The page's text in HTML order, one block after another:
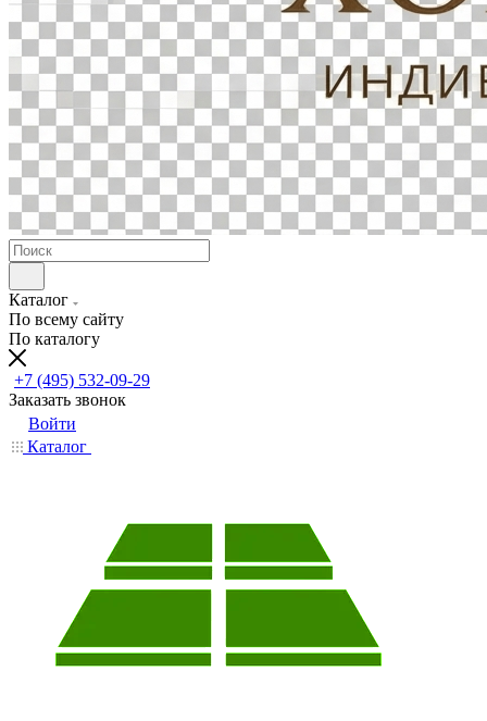
Каталог
По всему сайту
По каталогу
+7 (495) 532-09-29
Заказать звонок
Войти
Каталог